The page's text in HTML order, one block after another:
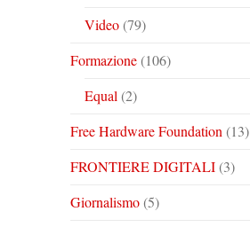
Video(79)
Formazione(106)
Equal (2)
Free Hardware Foundation (13)
FRONTIERE DIGITALI(3)
Giornalismo(5)